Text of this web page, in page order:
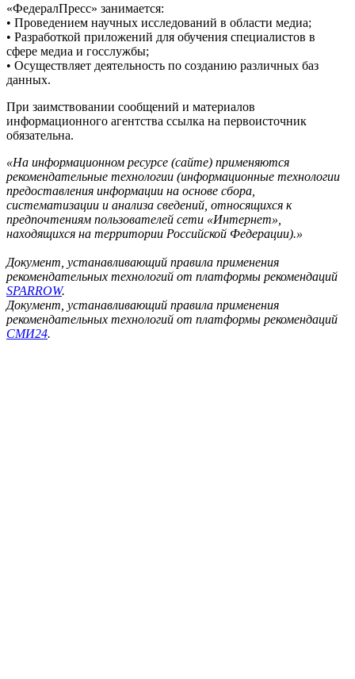
«ФедералПресс» занимается:
• Проведением научных исследований в области медиа;
• Разработкой приложений для обучения специалистов в
сфере медиа и госслужбы;
• Осуществляет деятельность по созданию различных баз
данных.
При заимствовании сообщений и материалов
информационного агентства ссылка на первоисточник
обязательна.
«На информационном ресурсе (сайте) применяются
рекомендательные технологии (информационные технологии
предоставления информации на основе сбора,
систематизации и анализа сведений, относящихся к
предпочтениям пользователей сети «Интернет»,
находящихся на территории Российской Федерации).»
Документ, устанавливающий правила применения
рекомендательных технологий от платформы рекомендаций
SPARROW.
Документ, устанавливающий правила применения
рекомендательных технологий от платформы рекомендаций
СМИ24.